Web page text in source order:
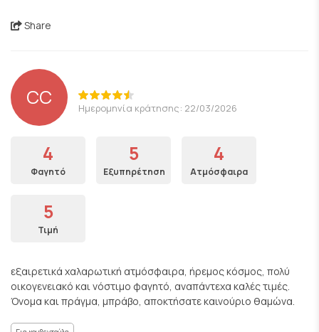
Share
CC Ημερομηνία κράτησης: 22/03/2026
4
Φαγητό
5
Εξυπηρέτηση
4
Ατμόσφαιρα
5
Τιμή
εξαιρετικά χαλαρωτική ατμόσφαιρα, ήρεμος κόσμος, πολύ
οικογενειακό και νόστιμο φαγητό, αναπάντεχα καλές τιμές.
Όνομα και πράγμα, μπράβο, αποκτήσατε καινούριο θαμώνα.